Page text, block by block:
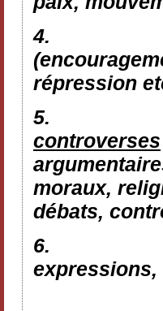
4.
répression
5.
controverses
moraux,
débats,
6.
expressions,